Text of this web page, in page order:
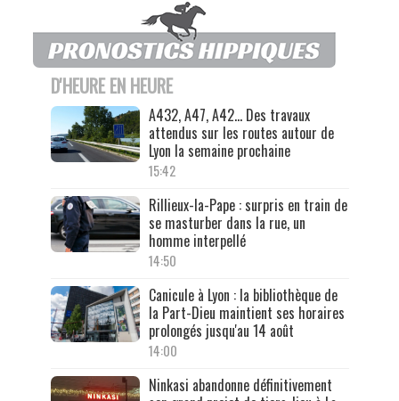
D'HEURE EN HEURE
A432, A47, A42… Des travaux
attendus sur les routes autour de
Lyon la semaine prochaine
15:42
Rillieux-la-Pape : surpris en train de
se masturber dans la rue, un
homme interpellé
14:50
Canicule à Lyon : la bibliothèque de
la Part-Dieu maintient ses horaires
prolongés jusqu'au 14 août
14:00
Ninkasi abandonne définitivement